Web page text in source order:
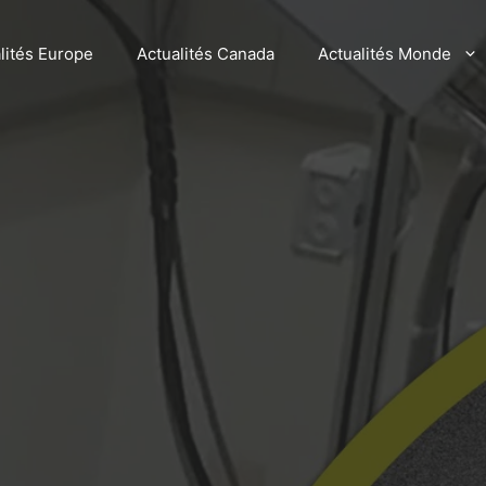
Europe Actualités Canada Actualités Monde